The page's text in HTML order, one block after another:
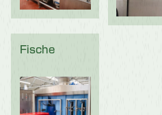
Fische